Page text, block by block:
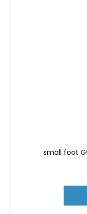
small foot